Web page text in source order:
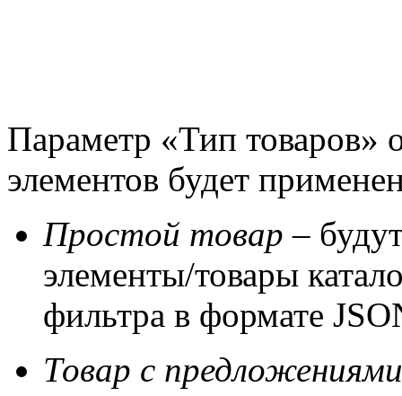
Параметр «Тип товаров»
элементов будет
Простой товар –
элементы/товары
фильтра в формате
Товар с предложениями